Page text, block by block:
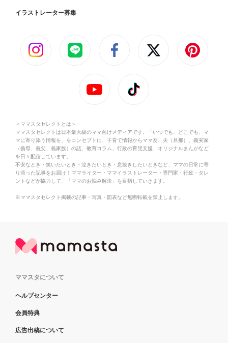
イラストレーター募集
＜ママスタセレクトとは＞
ママスタセレクトは日本最大級のママ向けメディアです。「いつでも、どこでも、マ
マに寄り添う情報を」をコンセプトに、子育て情報からママ友、夫（旦那）、義実家
（義母、義父、義家族）の話、教育コラム、行政の育児支援、オリジナルまんがなど
を日々配信しています。
不安なとき・笑いたいとき・泣きたいとき・息抜きしたいときなど、ママの日常に寄
り添った記事をお届け！ママライター・ママイラストレーター・専門家・行政・タレ
ントなどが協力して、「ママのお悩み解決」を目指していきます。
※ママスタセレクト掲載の記事・写真・図表など無断転載を禁止します。
ママスタについて
ヘルプセンター
会員特典
広告出稿について